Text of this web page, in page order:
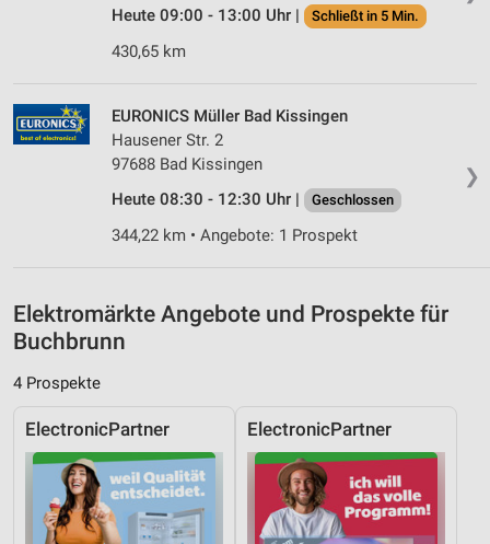
Heute 09:00 - 13:00 Uhr | Schließt in 5 Min.
430,65 km
❯
EURONICS Müller Bad Kissingen
Hausener Str. 2
97688 Bad Kissingen
Heute 08:30 - 12:30 Uhr |
Geschlossen
344,22 km • Angebote: 1 Prospekt
Elektromärkte Angebote und Prospekte für
Buchbrunn
4 Prospekte
ElectronicPartner ElectronicPartner
Verwendung reduzierter Daten zur Auswahl von
Verwendung genauer Standortdaten
Geräte anhand von aktiv angeforderten
Informationen identifizieren
Nicht-IAB-Verarbeitungszwecke:
Funktional